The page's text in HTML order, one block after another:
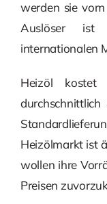
werden sie
Auslöser ist
internationalen
Heizöl kostet
Heizölmarkt ist
wollen ihre
Preisen